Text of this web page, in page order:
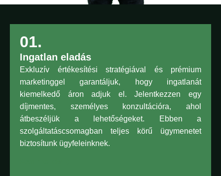
01.
Ingatlan eladás
Exkluzív értékesítési stratégiával és prémium
marketinggel garantáljuk, hogy ingatlanát
kiemelkedő áron adjuk el. Jelentkezzen egy
díjmentes, személyes konzultációra, ahol
átbeszéljük a lehetőségeket. Ebben a
szolgáltatáscsomagban teljes körű ügymenetet
biztosítunk ügyfeleinknek.